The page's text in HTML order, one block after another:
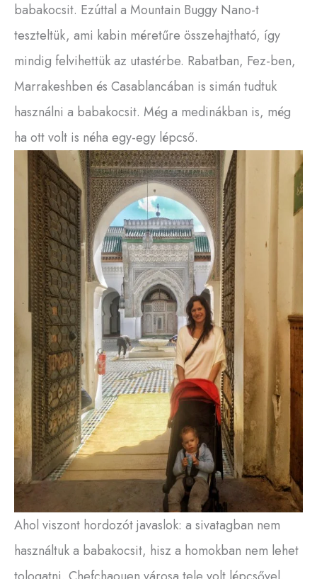
babakocsit. Ezúttal a Mountain Buggy Nano-t
teszteltük, ami kabin méretűre összehajtható, így
mindig felvihettük az utastérbe. Rabatban, Fez-ben,
Marrakeshben és Casablancában is simán tudtuk
használni a babakocsit. Még a medinákban is, még
ha ott volt is néha egy-egy lépcső.
Ahol viszont hordozót javaslok: a sivatagban nem
használtuk a babakocsit, hisz a homokban nem lehet